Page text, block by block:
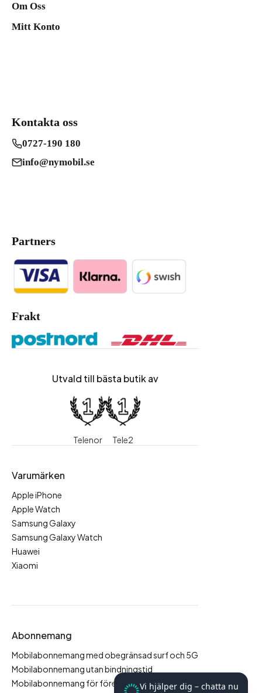
Om Oss
Mitt Konto
Vi hjälper dig – chatta nu
Kontakta oss
0727-190 180
info@nymobil.se
Partners
Frakt
Utvald till bästa butik av
Telenor Tele2
Varumärken
Apple iPhone
Apple Watch
Samsung Galaxy
Samsung Galaxy Watch
Huawei
Xiaomi
Abonnemang
Mobilabonnemang med obegränsad surf och 5G
Mobilabonnemang utan bindningstid
Mobilabonnemang för företag